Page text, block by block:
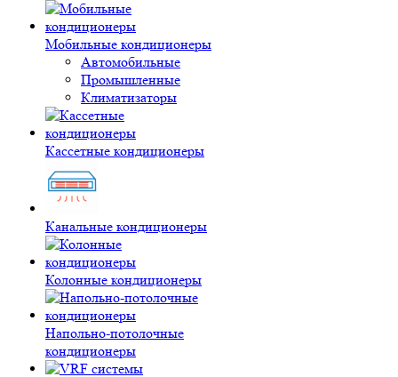
Мобильные кондиционеры
Автомобильные
Промышленные
Климатизаторы
Кассетные кондиционеры
Канальные кондиционеры
Колонные кондиционеры
Напольно-потолочные
кондиционеры